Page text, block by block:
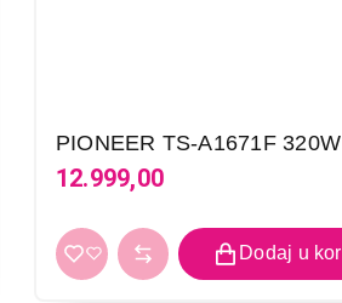
PIONEER TS-A1671F 320W
12.999,00